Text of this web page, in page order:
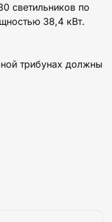
светильников по
38,4 кВт.
трибунах должны